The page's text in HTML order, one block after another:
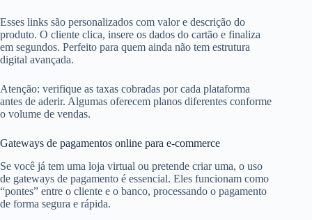
Esses links são personalizados com valor e descrição do
produto. O cliente clica, insere os dados do cartão e finaliza
em segundos. Perfeito para quem ainda não tem estrutura
digital avançada.
Atenção: verifique as taxas cobradas por cada plataforma
antes de aderir. Algumas oferecem planos diferentes conforme
o volume de vendas.
Gateways de pagamentos online para e-commerce
Se você já tem uma loja virtual ou pretende criar uma, o uso
de gateways de pagamento é essencial. Eles funcionam como
“pontes” entre o cliente e o banco, processando o pagamento
de forma segura e rápida.